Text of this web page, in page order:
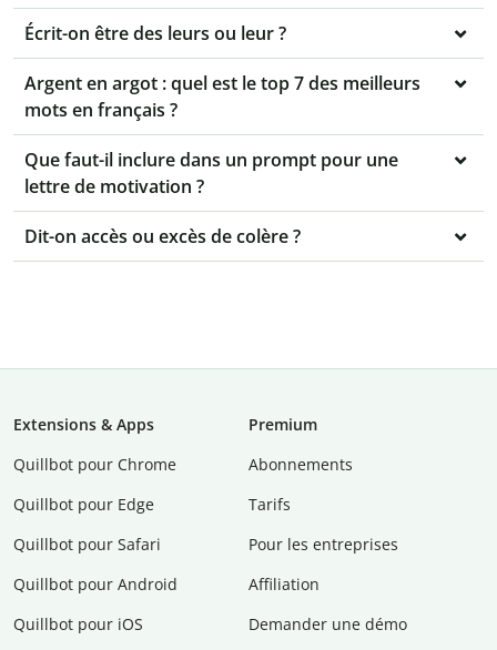
Écrit-on être des leurs ou leur ?
Argent en argot : quel est le top 7 des meilleurs
mots en français ?
Que faut-il inclure dans un prompt pour une
lettre de motivation ?
Dit-on accès ou excès de colère ?
Extensions & Apps
Quillbot pour Chrome
Quillbot pour Edge
Quillbot pour Safari
Quillbot pour Android
Quillbot pour iOS
Premium
Abonnements
Tarifs
Pour les entreprises
Affiliation
Demander une démo